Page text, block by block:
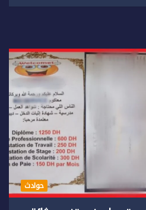
حوادث